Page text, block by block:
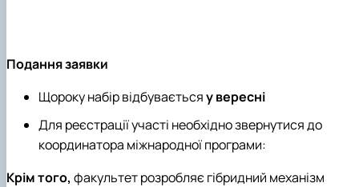
Подання заявки
Щороку набір відбуваєтьсяу вересні
Для реєстрації участі необхідно звернутися до
координатора міжнародної програми:
Крім того, факультет розробляє гібридний механізм